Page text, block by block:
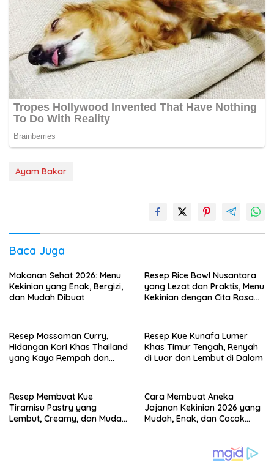
Ayam Bakar
Baca Juga
Makanan Sehat 2026: Menu
Kekinian yang Enak, Bergizi,
dan Mudah Dibuat
Resep Rice Bowl Nusantara
yang Lezat dan Praktis, Menu
Kekinian dengan Cita Rasa
Resep Massaman Curry,
Hidangan Kari Khas Thailand
yang Kaya Rempah dan
Resep Kue Kunafa Lumer
Khas Timur Tengah, Renyah
di Luar dan Lembut di Dalam
Resep Membuat Kue
Tiramisu Pastry yang
Lembut, Creamy, dan Mudah
Cara Membuat Aneka
Jajanan Kekinian 2026 yang
Mudah, Enak, dan Cocok